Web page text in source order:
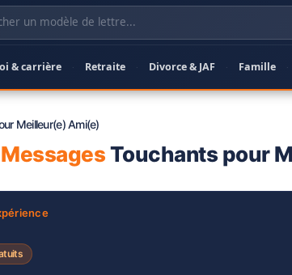
& carrière · Retraite · Divorce & JAF · Famille ·
Meilleur(e) Ami(e)
Touchants pour